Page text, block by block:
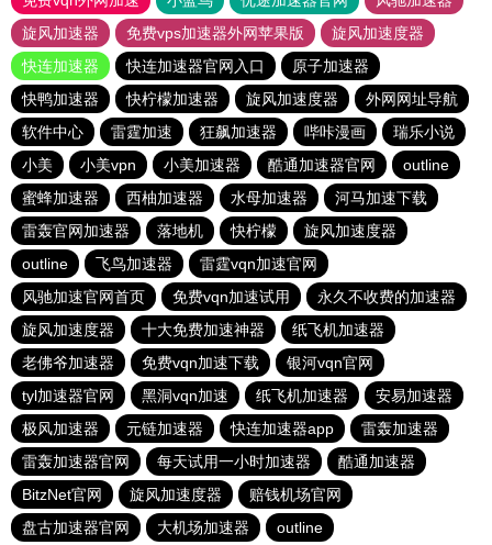
旋风加速器
免费vps加速器外网苹果版
旋风加速度器
快连加速器
快连加速器官网入口
原子加速器
快鸭加速器
快柠檬加速器 旋风加速度器
外网网址导航
软件中心
雷霆加速 狂飙加速器 哔咔漫画
瑞乐小说
小美
小美vpn 小美加速器 酷通加速器官网
outline
蜜蜂加速器
西柚加速器 水母加速器
河马加速下载
雷轰官网加速器
落地机 快柠檬
旋风加速度器
outline
飞鸟加速器
雷霆vqn加速官网
风驰加速官网首页
免费vqn加速试用
永久不收费的加速器
旋风加速度器
十大免费加速神器
纸飞机加速器
老佛爷加速器
免费vqn加速下载
银河vqn官网
tyl加速器官网
黑洞vqn加速 纸飞机加速器
安易加速器
极风加速器
元链加速器 快连加速器app
雷轰加速器
雷轰加速器官网
每天试用一小时加速器
酷通加速器
BitzNet官网
旋风加速度器
赔钱机场官网
盘古加速器官网
大机场加速器 outline